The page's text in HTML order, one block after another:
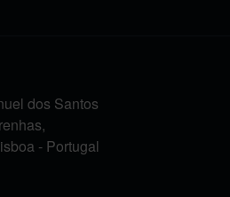
dos Santos
- Portugal